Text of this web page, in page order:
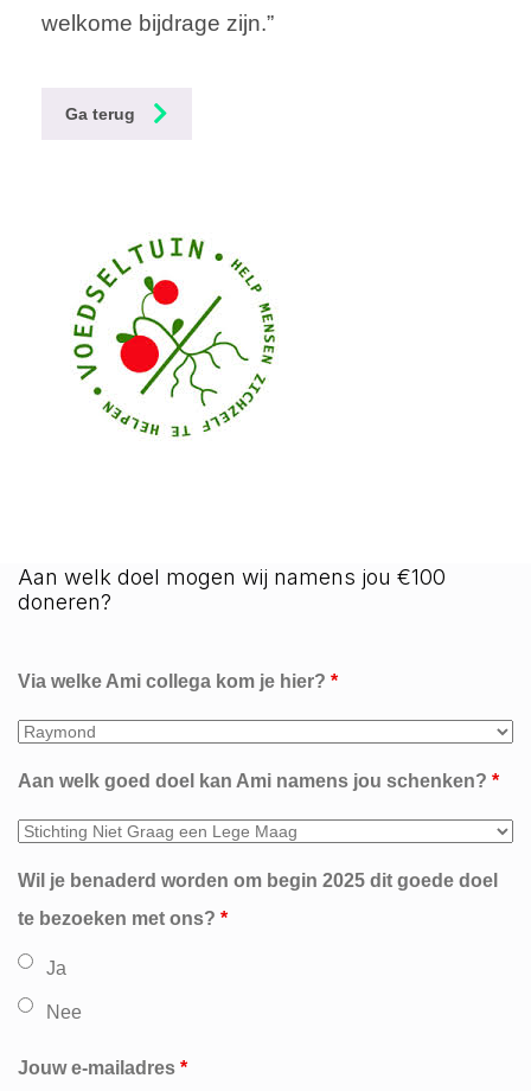
welkome bijdrage zijn.”
Ga terug
Aan welk doel mogen wij namens jou €100
doneren?
Via welke Ami collega kom je hier? *
Aan welk goed doel kan Ami namens jou schenken? *
Wil je benaderd worden om begin 2025 dit goede doel
te bezoeken met ons? *
Ja
Nee
Jouw e-mailadres *